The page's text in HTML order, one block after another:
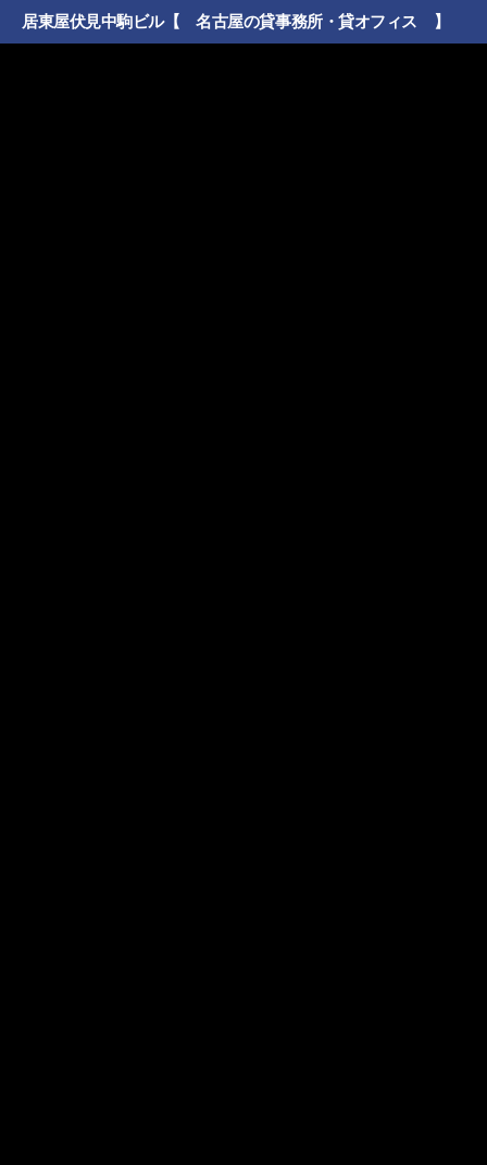
居東屋伏見中駒ビル【 名古屋の貸事務所・貸オフィス 】